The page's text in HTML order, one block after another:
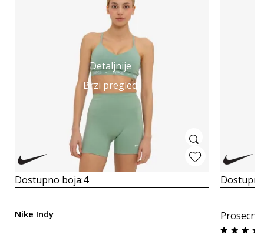
Detaljnije
Brzi pregled
Dostupno boja:4
Nike Indy